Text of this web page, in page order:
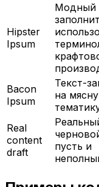
Hipster
Ipsum
Модный
Bacon
Ipsum
Текст-
на
Real
content
draft
пусть и